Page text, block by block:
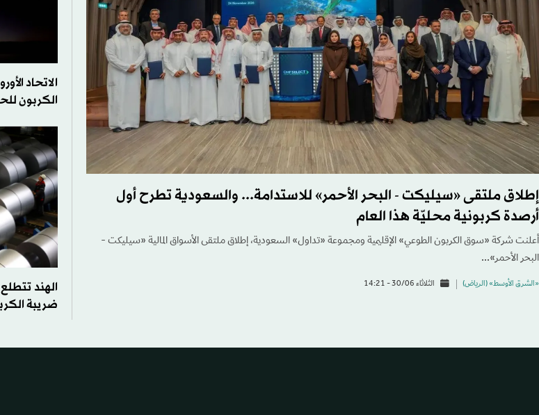
إطلاق ملتقى «سيليكت - البحر الأحمر» للاستدامة... والسعودية تطرح أول
أرصدة كربونية محليّة هذا العام
أعلنت شركة «سوق الكربون الطوعي» الإقليمية ومجموعة «تداول» السعودية، إطلاق ملتقى الأسواق المالية «سيليكت -
البحر الأحمر»...
«الشرق الأوسط» (الرياض) الثلاثاء 30/06 - 14:21
الاتحاد
الكربون
الهند
ضريبة